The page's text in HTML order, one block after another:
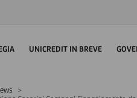
UNICREDIT IN BREVE